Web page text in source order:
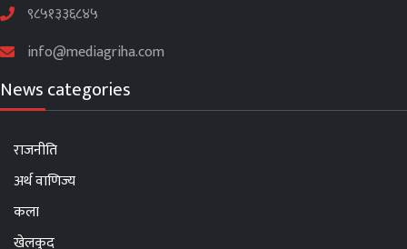
९८५१३३६८४५
info@mediagriha.com
News categories
राजनीति
अर्थ वाणिज्य
कला
खेलकुद